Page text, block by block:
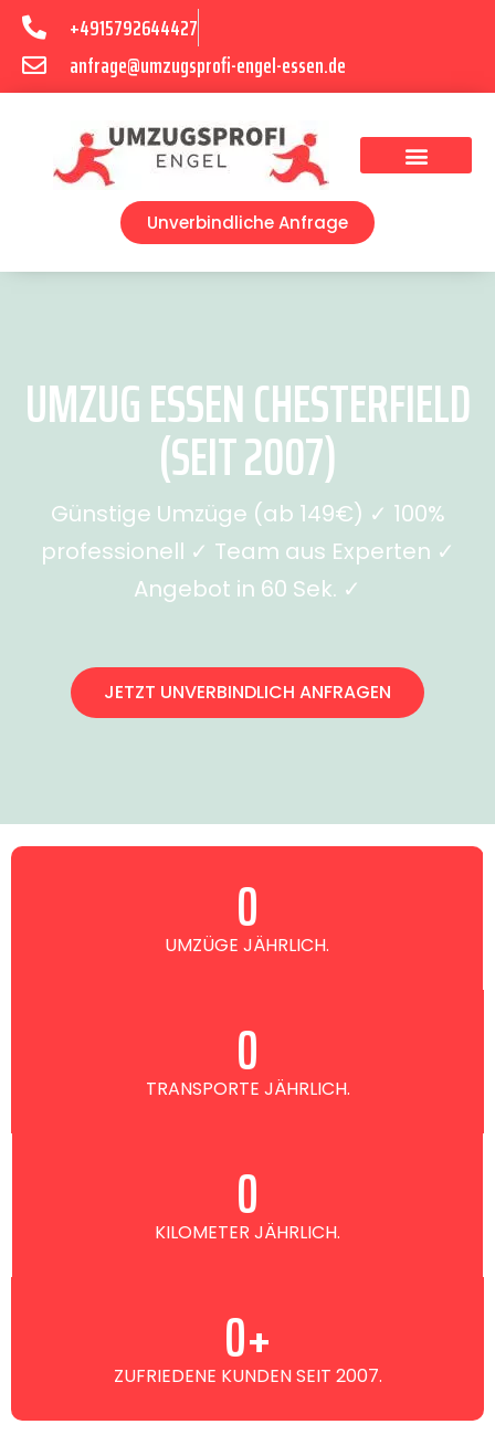
+4915792644427
anfrage@umzugsprofi-engel-essen.de
Unverbindliche Anfrage
UMZUG ESSEN CHESTERFIELD
(SEIT 2007)
Günstige Umzüge (ab 149€) ✓ 100%
professionell ✓ Team aus Experten ✓
Angebot in 60 Sek. ✓
JETZT UNVERBINDLICH ANFRAGEN
UMZÜGE JÄHRLICH.
0
TRANSPORTE JÄHRLICH.
0
KILOMETER JÄHRLICH.
0
ZUFRIEDENE KUNDEN SEIT 2007.
0+